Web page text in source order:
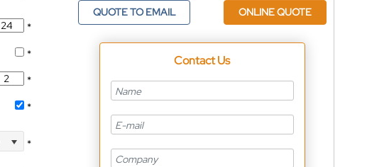
*
*
*
*
*
QUOTE TO EMAIL ONLINE QUOTE
Contact Us